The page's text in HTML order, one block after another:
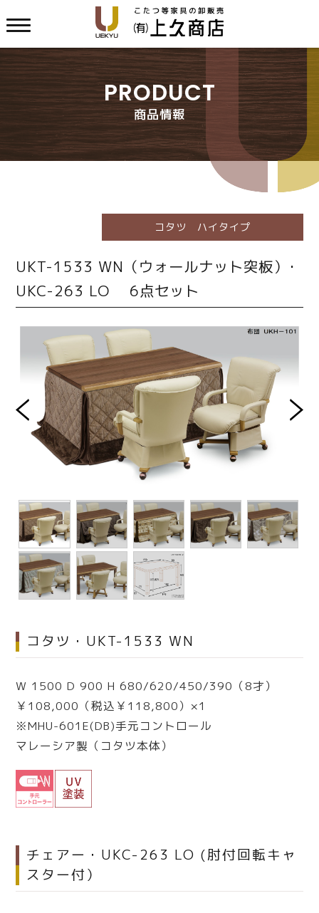
PRODUCT
商品情報
コタツ ハイタイプ
UKT-1533 WN（ウォールナット突板）･
UKC-263 LO 6点セット
コタツ・UKT-1533 WN
W 1500 D 900 H 680/620/450/390（8才）
￥108,000（税込￥118,800）×1
※MHU-601E(DB)手元コントロール
マレーシア製（コタツ本体）
チェアー・UKC-263 LO (肘付回転キャ
スター付）